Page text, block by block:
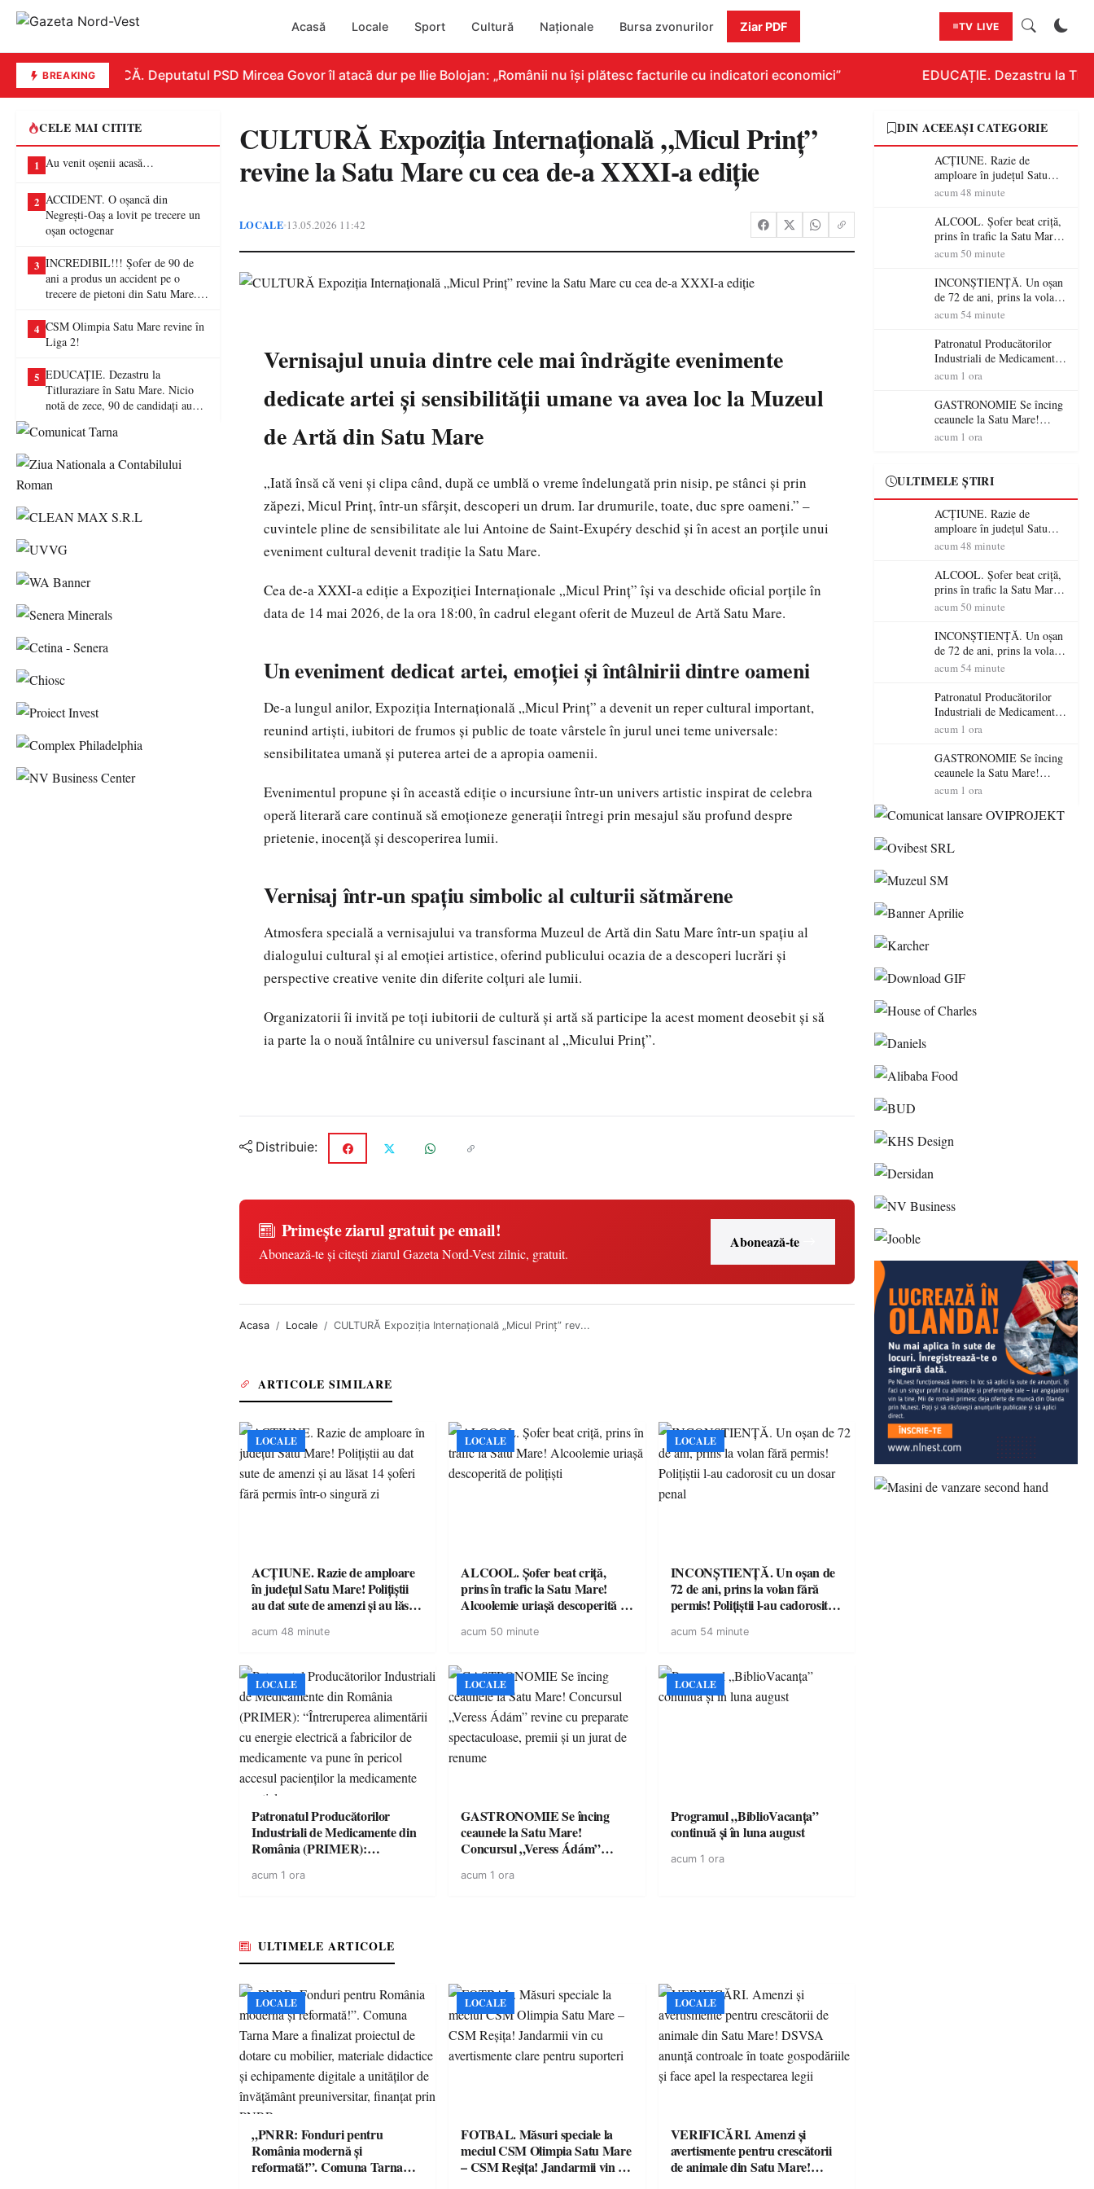
Acasă Locale Sport Cultură Naționale Bursa zvonurilor Ziar PDF TV LIVE
BREAKINGREPLICĂ. Deputatul PSD Mircea Govor îl atacă dur pe Ilie Bolojan: „Românii nu își plătesc facturile cu indicatori economici” EDUCAȚIE. Dezastru la
CELE MAI CITITE
1 Au venit oșenii acasă…
2 ACCIDENT. O oșancă din
Negrești-Oaș a lovit pe trecere un
oșan octogenar
3 INCREDIBIL!!! Șofer de 90 de
ani a produs un accident pe o
trecere de pietoni din Satu Mare. O
4 CSM Olimpia Satu Mare revine în
Liga 2!
5 EDUCAȚIE. Dezastru la
Titluraziare în Satu Mare. Nicio
notă de zece, 90 de candidați au
CULTURĂ Expoziția Internațională „Micul Prinț”
revine la Satu Mare cu cea de-a XXXI-a ediție
LOCALE•13.05.2026 11:42
Vernisajul unuia dintre cele mai îndrăgite evenimente
dedicate artei și sensibilității umane va avea loc la Muzeul
de Artă din Satu Mare
„Iată însă că veni și clipa când, după ce umblă o vreme îndelungată prin nisip, pe stânci și prin
zăpezi, Micul Prinț, într-un sfârșit, descoperi un drum. Iar drumurile, toate, duc spre oameni.” –
cuvintele pline de sensibilitate ale lui Antoine de Saint-Exupéry deschid și în acest an porțile unui
eveniment cultural devenit tradiție la Satu Mare.
Cea de-a XXXI-a ediție a Expoziției Internaționale „Micul Prinț” își va deschide oficial porțile în
data de 14 mai 2026, de la ora 18:00, în cadrul elegant oferit de Muzeul de Artă Satu Mare.
Un eveniment dedicat artei, emoției și întâlnirii dintre oameni
De-a lungul anilor, Expoziția Internațională „Micul Prinț” a devenit un reper cultural important,
reunind artiști, iubitori de frumos și public de toate vârstele în jurul unei teme universale:
sensibilitatea umană și puterea artei de a apropia oamenii.
Evenimentul propune și în această ediție o incursiune într-un univers artistic inspirat de celebra
operă literară care continuă să emoționeze generații întregi prin mesajul său profund despre
prietenie, inocență și descoperirea lumii.
Vernisaj într-un spațiu simbolic al culturii sătmărene
Atmosfera specială a vernisajului va transforma Muzeul de Artă din Satu Mare într-un spațiu al
dialogului cultural și al emoției artistice, oferind publicului ocazia de a descoperi lucrări și
perspective creative venite din diferite colțuri ale lumii.
Organizatorii îi invită pe toți iubitorii de cultură și artă să participe la acest moment deosebit și să
ia parte la o nouă întâlnire cu universul fascinant al „Micului Prinț”.
Distribuie:
Primește ziarul gratuit pe email!
Abonează-te și citești ziarul Gazeta Nord-Vest zilnic, gratuit.
Abonează-te
Acasa Locale CULTURĂ Expoziția Internațională „Micul Prinț” rev...
ARTICOLE SIMILARE
LOCALE
ACȚIUNE. Razie de amploare
în județul Satu Mare! Polițiștii
au dat sute de amenzi și au lăsat
singură zi
acum 48 minute
LOCALE
ALCOOL. Șofer beat criță,
prins în trafic la Satu Mare!
Alcoolemie uriașă descoperită de
acum 50 minute
LOCALE
INCONȘTIENȚĂ. Un oșan de
72 de ani, prins la volan fără
permis! Polițiștii l-au cadorosit
acum 54 minute
LOCALE
Patronatul Producătorilor
Industriali de Medicamente din
România (PRIMER):
energie electrică a fabricilor de
acum 1 ora
LOCALE
GASTRONOMIE Se încing
ceaunele la Satu Mare!
Concursul „Veress Ádám”
spectaculoase, premii și un jurat
acum 1 ora
LOCALE
Programul „BiblioVacanța”
continuă și în luna august
acum 1 ora
ULTIMELE ARTICOLE
LOCALE
„PNRR: Fonduri pentru
România modernă și
reformată!”. Comuna Tarna
LOCALE
FOTBAL. Măsuri speciale la
meciul CSM Olimpia Satu Mare
– CSM Reșița! Jandarmii vin cu
LOCALE
VERIFICĂRI. Amenzi și
avertismente pentru crescătorii
de animale din Satu Mare!
DIN ACEEAȘI CATEGORIE
ACȚIUNE. Razie de
amploare în județul Satu
Mare! Polițiștii au dat sute
șoferi fără permis într-o
singură zi
acum 48 minute
ALCOOL. Șofer beat criță,
prins în trafic la Satu Mare!
Alcoolemie uriașă
acum 50 minute
INCONȘTIENȚĂ. Un oșan
de 72 de ani, prins la volan
fără permis! Polițiștii l-au
acum 54 minute
Patronatul Producătorilor
Industriali de Medicamente
din România (PRIMER):
energie electrică a fabricilor
de medicamente va pune în
pericol accesul pacienților la
medicamente esențiale
acum 1 ora
GASTRONOMIE Se încing
ceaunele la Satu Mare!
Concursul „Veress Ádám”
jurat de renume
acum 1 ora
ULTIMELE ȘTIRI
ACȚIUNE. Razie de
amploare în județul Satu
Mare! Polițiștii au dat sute
șoferi fără permis într-o
singură zi
acum 48 minute
ALCOOL. Șofer beat criță,
prins în trafic la Satu Mare!
Alcoolemie uriașă
acum 50 minute
INCONȘTIENȚĂ. Un oșan
de 72 de ani, prins la volan
fără permis! Polițiștii l-au
acum 54 minute
Patronatul Producătorilor
Industriali de Medicamente
din România (PRIMER):
energie electrică a fabricilor
de medicamente va pune în
pericol accesul pacienților la
medicamente esențiale
acum 1 ora
GASTRONOMIE Se încing
ceaunele la Satu Mare!
Concursul „Veress Ádám”
spectaculoase, premii și un
acum 1 ora